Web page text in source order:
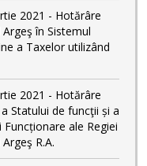
2021 - Hotărâre
în Sistemul
a Taxelor utilizând
2021 - Hotărâre
Statului de funcţii și a
ale Regiei
R.A.